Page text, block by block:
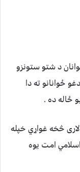
د شتو ستونزو
ځوانانو ته دا
ځاله ده .
څخه غواړي خپله
امت یوه